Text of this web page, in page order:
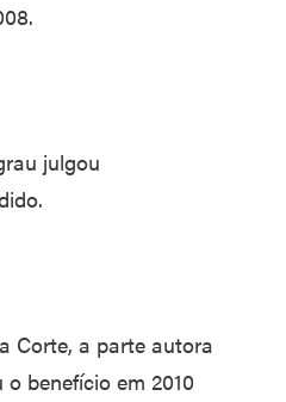
julgou
Corte, a parte autora
benefício em 2010